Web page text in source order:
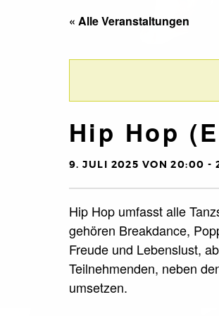
« Alle Veranstaltungen
Hip Hop
9. JULI 2025 VON 20:00 -
Hip Hop umfasst alle
gehören Breakdance,
Freude und Lebenslust,
Teilnehmenden, neben
umsetzen.